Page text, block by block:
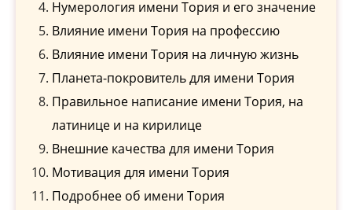
Нумерология имени Тория и его значение
Влияние имени Тория на профессию
Влияние имени Тория на личную жизнь
Планета-покровитель для имени Тория
Правильное написание имени Тория, на
латинице и на кирилице
Внешние качества для имени Тория
Мотивация для имени Тория
Подробнее об имени Тория